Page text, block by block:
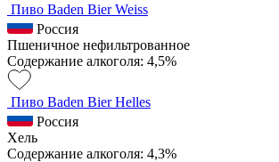
Пиво Baden Bier Weiss
Россия
Пшеничное нефильтрованное
Содержание алкоголя: 4,5%
Пиво Baden Bier Helles
Россия
Хель
Содержание алкоголя: 4,3%